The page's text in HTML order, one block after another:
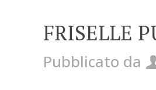
FRISELLE
Pubblicato da